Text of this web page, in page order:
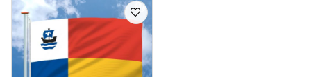
Voeg
toe
aan
verlanglijst